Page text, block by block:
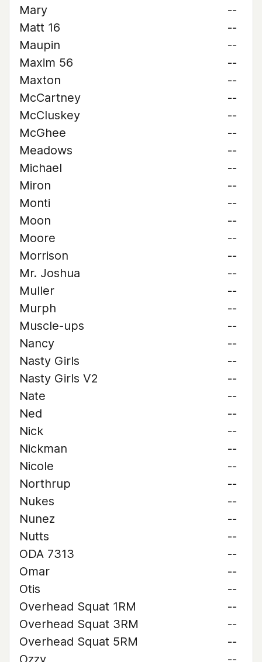
Mary
--
Matt 16
--
Maupin
--
Maxim 56
--
Maxton
--
McCartney
--
McCluskey
--
McGhee
--
Meadows
--
Michael
--
Miron
--
Monti
--
Moon
--
Moore
--
Morrison
--
Mr. Joshua
--
Muller
--
Murph
--
Muscle-ups
--
Nancy
--
Nasty Girls
--
Nasty Girls V2
--
Nate
--
Ned
--
Nick
--
Nickman
--
Nicole
--
Northrup
--
Nukes
--
Nunez
--
Nutts
--
ODA 7313
--
Omar
--
Otis
--
Overhead Squat 1RM
--
Overhead Squat 3RM
--
Overhead Squat 5RM
--
Ozzy
--